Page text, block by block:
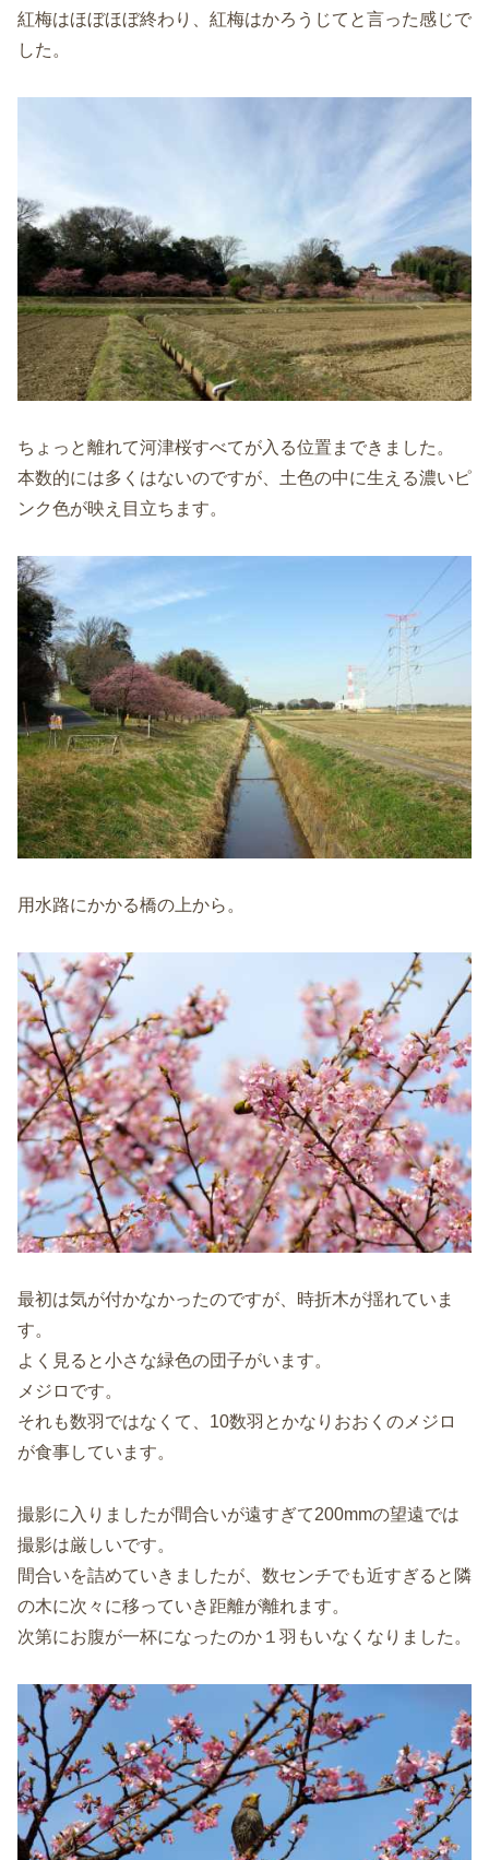
紅梅はほぼほぼ終わり、紅梅はかろうじてと言った感じで
した。
ちょっと離れて河津桜すべてが入る位置まできました。
本数的には多くはないのですが、土色の中に生える濃いピ
ンク色が映え目立ちます。
用水路にかかる橋の上から。
最初は気が付かなかったのですが、時折木が揺れていま
す。
よく見ると小さな緑色の団子がいます。
メジロです。
それも数羽ではなくて、10数羽とかなりおおくのメジロ
が食事しています。
撮影に入りましたが間合いが遠すぎて200mmの望遠では
撮影は厳しいです。
間合いを詰めていきましたが、数センチでも近すぎると隣
の木に次々に移っていき距離が離れます。
次第にお腹が一杯になったのか１羽もいなくなりました。